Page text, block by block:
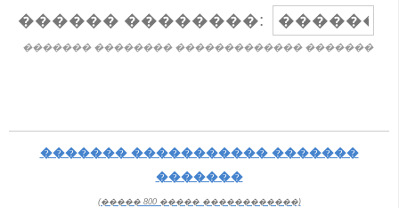
������ ��������:
������� �������� ������������� �������
������� ����������� �������
�������
(����� 800 ����� ������������)